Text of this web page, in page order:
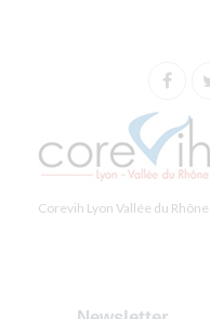
Corevih Lyon Vallée du